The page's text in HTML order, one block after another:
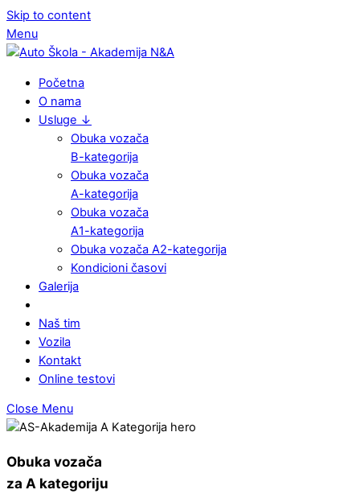
Skip to content
Menu
Početna
O nama
Usluge ↓
Obuka vozača
B-kategorija
Obuka vozača
A-kategorija
Obuka vozača
A1-kategorija
Obuka vozača A2-kategorija
Kondicioni časovi
Galerija
Naš tim
Vozila
Kontakt
Online testovi
Close Menu
Obuka vozača
za A kategoriju